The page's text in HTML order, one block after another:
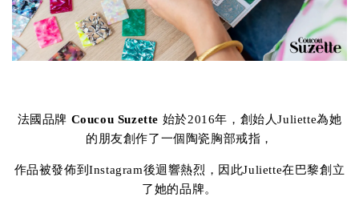
法國品牌 Coucou Suzette 始於2016年，創始人Juliette為她
的朋友創作了一個陶瓷胸部戒指，
作品被發佈到Instagram後迴響熱烈，因此Juliette在巴黎創立
了她的品牌。